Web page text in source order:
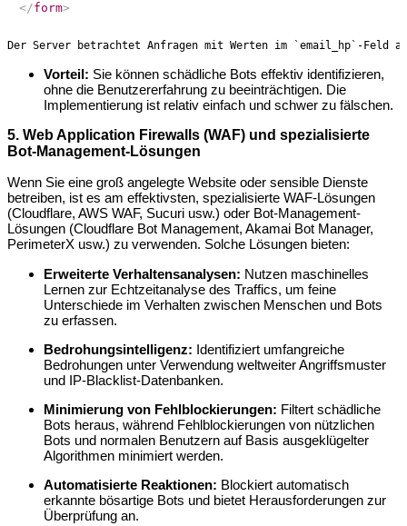
</form>
Vorteil: Sie können schädliche Bots effektiv identifizieren,
ohne die Benutzererfahrung zu beeinträchtigen. Die
Implementierung ist relativ einfach und schwer zu fälschen.
5. Web Application Firewalls (WAF) und spezialisierte
Bot-Management-Lösungen
Wenn Sie eine groß angelegte Website oder sensible Dienste
betreiben, ist es am effektivsten, spezialisierte WAF-Lösungen
(Cloudflare, AWS WAF, Sucuri usw.) oder Bot-Management-
Lösungen (Cloudflare Bot Management, Akamai Bot Manager,
PerimeterX usw.) zu verwenden. Solche Lösungen bieten:
Erweiterte Verhaltensanalysen: Nutzen maschinelles
Lernen zur Echtzeitanalyse des Traffics, um feine
Unterschiede im Verhalten zwischen Menschen und Bots
zu erfassen.
Bedrohungsintelligenz: Identifiziert umfangreiche
Bedrohungen unter Verwendung weltweiter Angriffsmuster
und IP-Blacklist-Datenbanken.
Minimierung von Fehlblockierungen: Filtert schädliche
Bots heraus, während Fehlblockierungen von nützlichen
Bots und normalen Benutzern auf Basis ausgeklügelter
Algorithmen minimiert werden.
Automatisierte Reaktionen: Blockiert automatisch
erkannte bösartige Bots und bietet Herausforderungen zur
Überprüfung an.